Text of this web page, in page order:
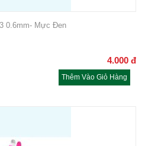
0.6mm- Mực Đen
4.000 đ
Thêm Vào Giỏ Hàng